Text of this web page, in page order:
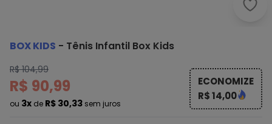
Box
BOX KIDS - Tênis Infantil Box Kids
R$ 104,99
R$ 90,99
ou 3x de R$ 30,33 sem juros
ECONOMIZE
R$ 14,00